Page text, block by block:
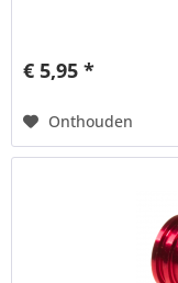
€ 5,95 *
Onthouden